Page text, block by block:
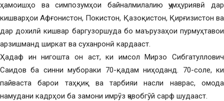
ҳамоишҳо ва симпозумҳои байналмилалию ҷумҳуриявӣ дар
кишварҳои Афғонистон, Покистон, Қазоқистон, Қирғизистон ва
дар дохилӣ кишвар баргузоршуда бо маърузаҳои пурмуҳтавои
арзишманд ширкат ва суханронӣ кардааст.
Ҳадаф ин нигошта он аст, ки имсол Мирзо Сибгатуллович
Саидов ба синни мубораки 70-қадам ниҳоданд. 70-соле, ки
пайваста барои таҳқиқ ва тарбияи насли наврас, омода
намудани кадрҳои ба замони имрӯз ҷавобгӯй сарф шудааст.